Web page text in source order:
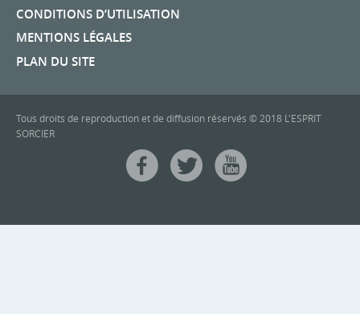
CONDITIONS D’UTILISATION
MENTIONS LÉGALES
PLAN DU SITE
Tous droits de reproduction et de diffusion réservés © 2018 L'ESPRIT
SORCIER